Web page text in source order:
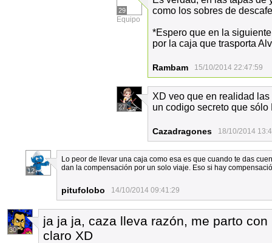
29
Equipo
como los sobres de
*Espero que en la
por la caja que trasporta
Rambam 15/10/2014 22:47:59
27
XD veo que en realidad
un codigo secreto que
Cazadragones 18/10/2014
12
Lo peor de llevar una caja como esa es que cuando te das
dan la compensación por un solo viaje. Eso si hay
pitufolobo 14/10/2014 09:41:29
30
ja ja ja, caza lleva razón, me parto
claro XD